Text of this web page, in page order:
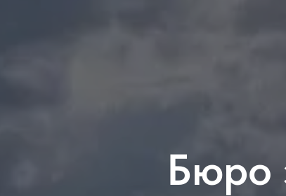
Бюро